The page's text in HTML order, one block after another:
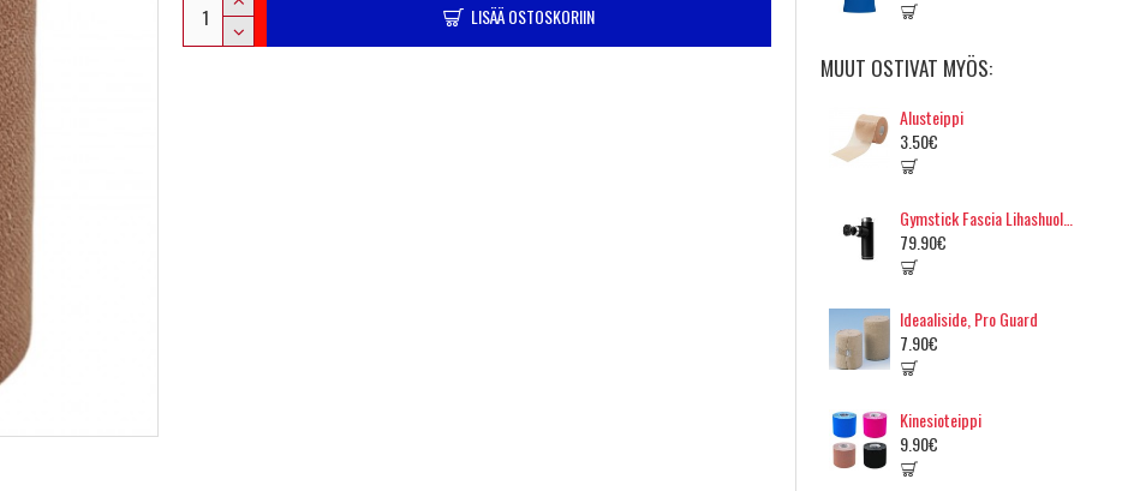
LISÄÄ OSTOSKORIIN
MUUT OSTIVAT MYÖS:
Alusteippi
3.50€
79.90€
Ideaaliside, Pro Guard
7.90€
Kinesioteippi
9.90€